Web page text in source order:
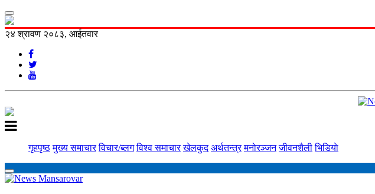
२४ श्रावण २०८३, आईतवार
गृहपृष्ठ मुख्य समाचार विचार/ब्लग विश्व समाचार खेलकुद अर्थतन्त्र मनोरञ्‍जन जीवनशैली भिडियाे